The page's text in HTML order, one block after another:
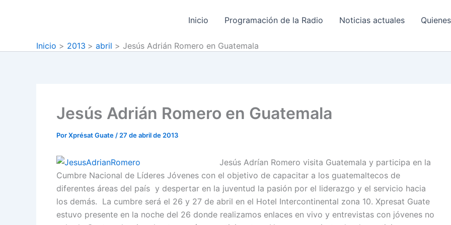
Inicio Programación de la Radio Noticias actuales
Inicio 2013 abril Jesús Adrián Romero en Guatemala
Jesús Adrián Romero en Guatemala
PorXprésat Guate / 27 de abril de 2013
Jesús Adrían Romero visita Guatemala y participa en la
Cumbre Nacional de Líderes Jóvenes con el objetivo de capacitar a los guatemaltecos de
diferentes áreas del país y despertar en la juventud la pasión por el liderazgo y el servicio hacia
los demás. La cumbre será el 26 y 27 de abril en el Hotel Intercontinental zona 10. Xpresat Guate
estuvo presente en la noche del 26 donde realizamos enlaces en vivo y entrevistas con jóvenes no